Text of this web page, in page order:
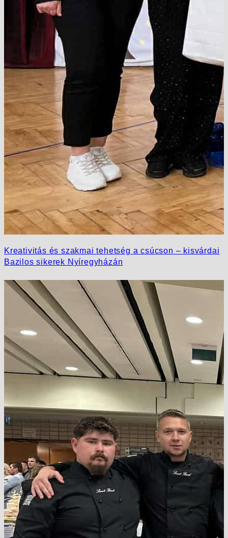
Kreativitás és szakmai tehetség a csúcson – kisvárdai
Bazilos sikerek Nyíregyházán